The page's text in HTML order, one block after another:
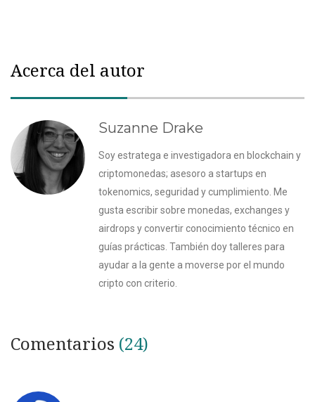
Acerca del autor
Suzanne Drake
Soy estratega e investigadora en blockchain y
criptomonedas; asesoro a startups en
tokenomics, seguridad y cumplimiento. Me
gusta escribir sobre monedas, exchanges y
airdrops y convertir conocimiento técnico en
guías prácticas. También doy talleres para
ayudar a la gente a moverse por el mundo
cripto con criterio.
Comentarios (24)